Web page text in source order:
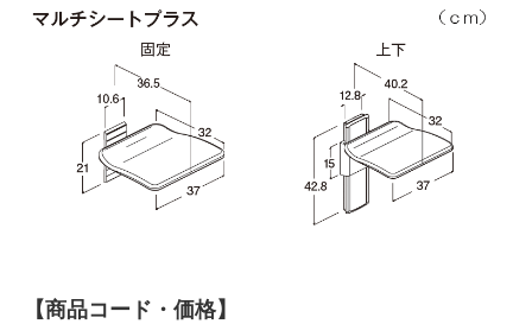
【商品コード・価格】